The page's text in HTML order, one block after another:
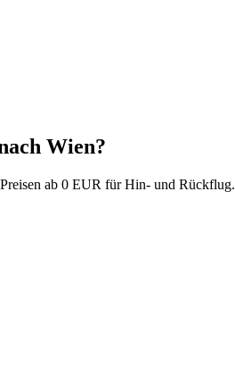
Wien?
ab 0 EUR für Hin- und Rückflug.